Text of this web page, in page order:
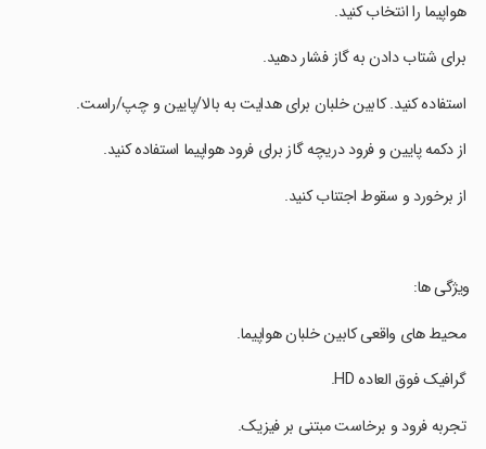
‏ هواپیما را انتخاب کنید.
‏ برای شتاب دادن به گاز فشار دهید.
‏ استفاده کنید. کابین خلبان برای هدایت به بالا/پایین و چپ/راست.
‏ از دکمه پایین و فرود دریچه گاز برای فرود هواپیما استفاده کنید.
‏ از برخورد و سقوط اجتناب کنید.
‏ویژگی ها:
‏ محیط های واقعی کابین خلبان هواپیما.
‏ گرافیک فوق العاده HD.
‏ تجربه فرود و برخاست مبتنی بر فیزیک.